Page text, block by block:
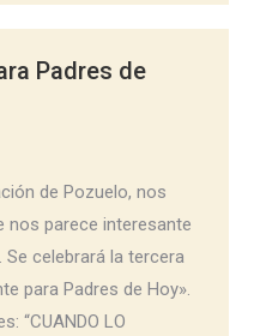
Padres de
de Pozuelo, nos
nos parece interesante
celebrará la tercera
para Padres de Hoy».
“CUANDO LO